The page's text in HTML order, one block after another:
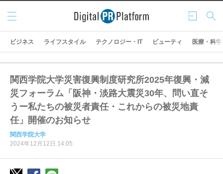
ログ
イン
検索
メニ
ュー
ビジネス ライフスタイル テクノロジー・IT ビューティ 医療・科学
関西学院大学災害復興制度研究所2025年復興・減
災フォーラム「阪神・淡路大震災30年、問い直そ
うー私たちの被災者責任・これからの被災地責
任」開催のお知らせ
関西学院大学
2024年12月12日 14:05